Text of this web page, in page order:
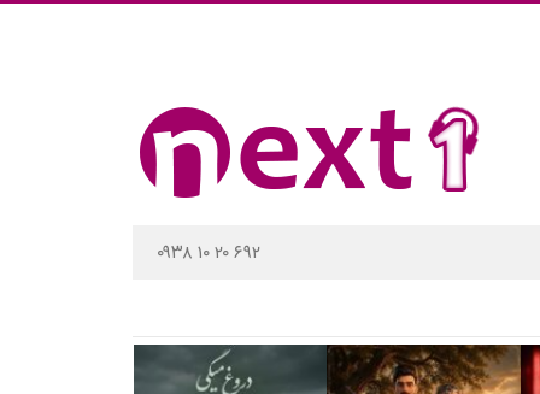
۰۹۳۸ ۱۰ ۲۰ ۶۹۲